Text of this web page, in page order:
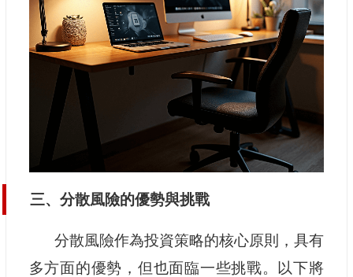
三、分散風險的優勢與挑戰
分散風險作為投資策略的核心原則，具有
多方面的優勢，但也面臨一些挑戰。以下將